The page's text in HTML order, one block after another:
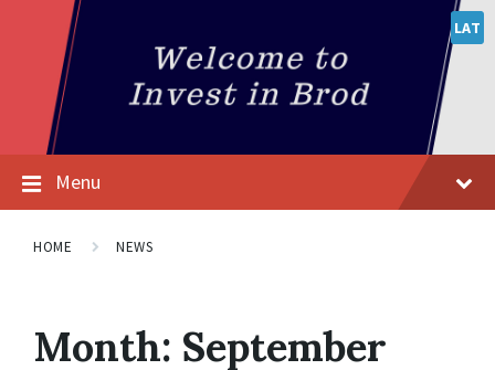
LAT
Menu
HOME NEWS
Month: September